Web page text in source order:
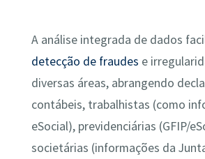
A análise integrada de dados
detecção de fraudes e
diversas áreas, abrangendo
contábeis, trabalhistas (como
eSocial), previdenciárias (GFIP/
societárias (informações da